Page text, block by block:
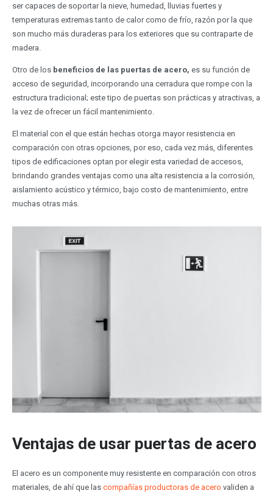
ser capaces de soportar la nieve, humedad, lluvias fuertes y
temperaturas extremas tanto de calor como de frío, razón por la que
son mucho más duraderas para los exteriores que su contraparte de
madera.
Otro de los beneficios de las puertas de acero, es su función de
acceso de seguridad, incorporando una cerradura que rompe con la
estructura tradicional; este tipo de puertas son prácticas y atractivas, a
la vez de ofrecer un fácil mantenimiento.
El material con el que están hechas otorga mayor resistencia en
comparación con otras opciones, por eso, cada vez más, diferentes
tipos de edificaciones optan por elegir esta variedad de accesos,
brindando grandes ventajas como una alta resistencia a la corrosión,
aislamiento acústico y térmico, bajo costo de mantenimiento, entre
muchas otras más.
Ventajas de usar puertas de acero
El acero es un componente muy resistente en comparación con otros
materiales, de ahí que las compañías productoras de acero validen a